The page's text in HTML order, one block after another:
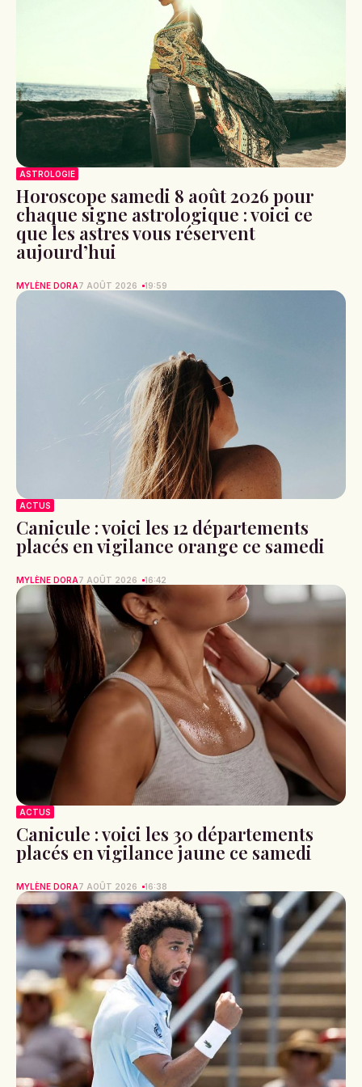
ASTROLOGIE
Horoscope samedi 8 août 2026 pour
chaque signe astrologique : voici ce
que les astres vous réservent
aujourd’hui
MYLÈNE DORA7 AOÛT 2026 19:59
ACTUS
Canicule : voici les 12 départements
placés en vigilance orange ce samedi
MYLÈNE DORA7 AOÛT 2026 16:42
ACTUS
Canicule : voici les 30 départements
placés en vigilance jaune ce samedi
MYLÈNE DORA7 AOÛT 2026 16:38